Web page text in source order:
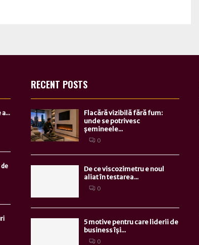
a...
RECENT POSTS
Flacără vizibilă fără fum:
unde se potrivesc
șemineele...
0
De ce viscozimetru e noul
aliat în testarea...
0
5 motive pentru care liderii de
business își...
0